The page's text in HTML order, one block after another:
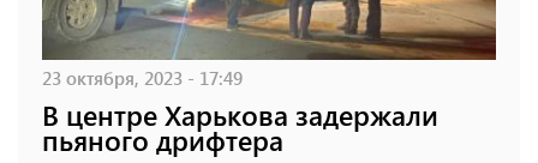
23 октября, 2023 - 17:49
В центре Харькова задержали
пьяного дрифтера